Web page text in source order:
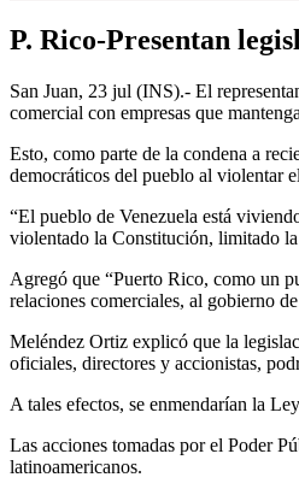
P. Rico-Presentan
San Juan, 23 jul (INS).- El
comercial con empresas que
Esto, como parte de la condena a
democráticos del pueblo al violentar
“El pueblo de Venezuela está
violentado la Constitución, limitado
Agregó que “Puerto Rico, como un
relaciones comerciales, al gobierno
Meléndez Ortiz explicó que la
oficiales, directores y accionistas,
A tales efectos, se enmendarían la
Las acciones tomadas por el Poder
latinoamericanos.